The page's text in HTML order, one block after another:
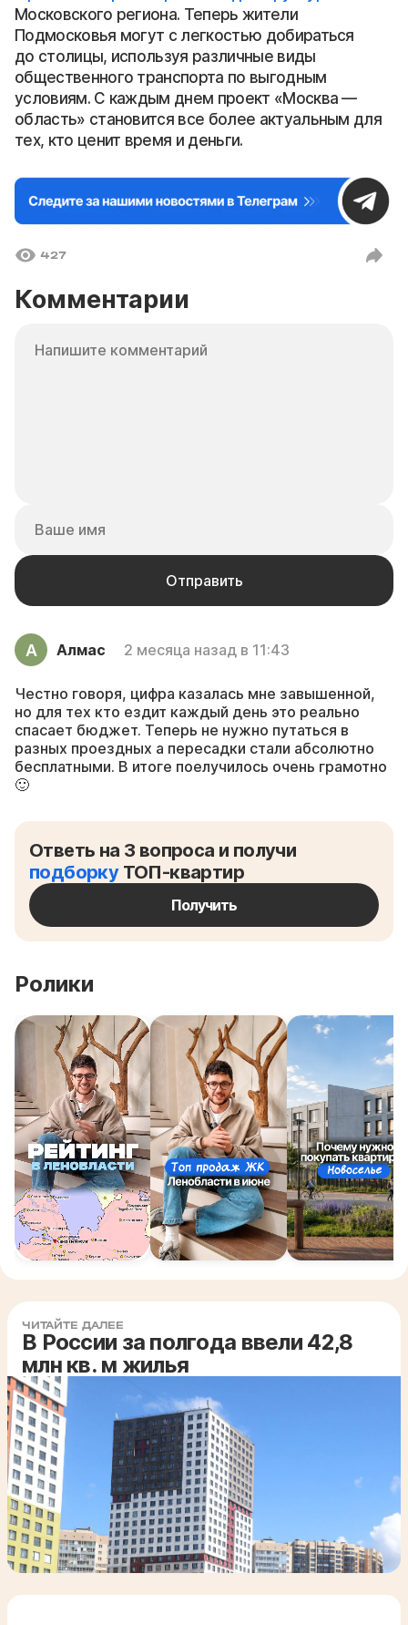
Московского региона. Теперь жители
Подмосковья могут с легкостью добираться
до столицы, используя различные виды
общественного транспорта по выгодным
условиям. С каждым днем проект «Москва —
область» становится все более актуальным для
тех, кто ценит время и деньги.
427
Комментарии
Алмас 2 месяца назад в 11:43
Честно говоря, цифра казалась мне завышенной,
но для тех кто ездит каждый день это реально
спасает бюджет. Теперь не нужно путаться в
разных проездных а пересадки стали абсолютно
бесплатными. В итоге поелучилось очень грамотно
🙂
Ответь на 3 вопроса и получи
подборкуТОП-квартир
Получить
Ролики
ЧИТАЙТЕ ДАЛЕЕ
В России за полгода ввели 42,8
млн кв. м жилья